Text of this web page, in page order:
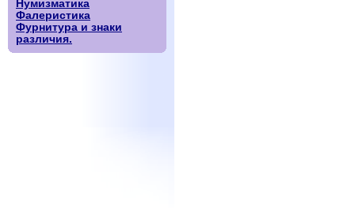
Нумизматика
Фалеристика
Фурнитура и знаки
различия.